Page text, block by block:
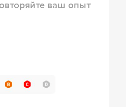
ваш опыт